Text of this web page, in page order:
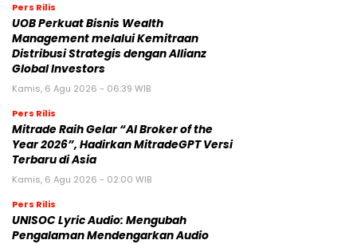
Pers Rilis
UOB Perkuat Bisnis Wealth
Management melalui Kemitraan
Distribusi Strategis dengan Allianz
Global Investors
Kamis, 6 Agu 2026 - 06:39 WIB
Pers Rilis
Mitrade Raih Gelar “AI Broker of the
Year 2026”, Hadirkan MitradeGPT Versi
Terbaru di Asia
Kamis, 6 Agu 2026 - 02:00 WIB
Pers Rilis
UNISOC Lyric Audio: Mengubah
Pengalaman Mendengarkan Audio